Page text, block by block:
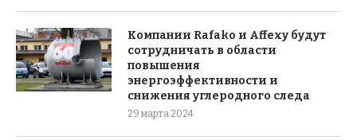
Компании Rafako и Affexy будут
сотрудничать в области
повышения
энергоэффективности и
снижения углеродного следа
29 марта 2024